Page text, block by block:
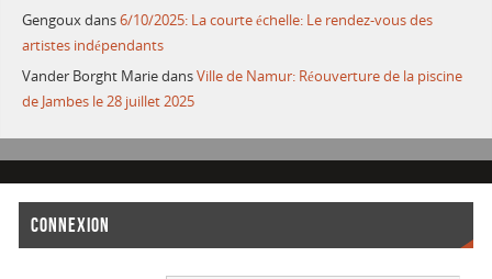
Gengouxdans6/10/2025: La courte échelle: Le rendez-vous des
artistes indépendants
Vander Borght MariedansVille de Namur: Réouverture de la piscine
de Jambes le 28 juillet 2025
CONNEXION